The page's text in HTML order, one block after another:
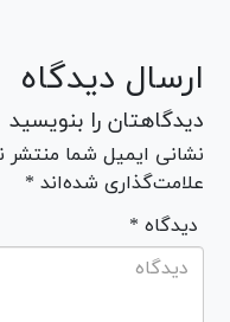
ارسال دیدگاه
دیدگاهتان را بنویسید
نشانی ایمیل شما
علامت‌گذاری شده‌اند *
* دیدگاه